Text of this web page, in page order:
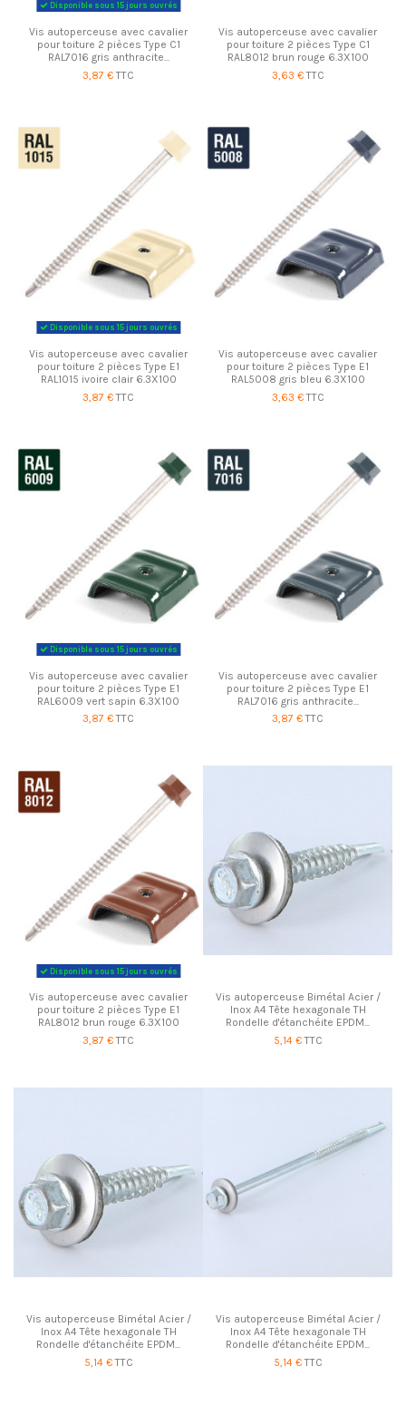
Disponible sous 15 jours ouvrés
Vis autoperceuse avec cavalier
pour toiture 2 pièces Type C1
RAL7016 gris anthracite...
3,87 €TTC
Vis autoperceuse avec cavalier
pour toiture 2 pièces Type C1
RAL8012 brun rouge 6.3X100
3,63 €TTC
Disponible sous 15 jours ouvrés
Vis autoperceuse avec cavalier
pour toiture 2 pièces Type E1
RAL1015 ivoire clair 6.3X100
3,87 €TTC
Vis autoperceuse avec cavalier
pour toiture 2 pièces Type E1
RAL5008 gris bleu 6.3X100
3,63 €TTC
Disponible sous 15 jours ouvrés
Vis autoperceuse avec cavalier
pour toiture 2 pièces Type E1
RAL6009 vert sapin 6.3X100
3,87 €TTC
Vis autoperceuse avec cavalier
pour toiture 2 pièces Type E1
RAL7016 gris anthracite...
3,87 €TTC
Disponible sous 15 jours ouvrés
Vis autoperceuse avec cavalier
pour toiture 2 pièces Type E1
RAL8012 brun rouge 6.3X100
3,87 €TTC
Vis autoperceuse Bimétal Acier /
Inox A4 Tête hexagonale TH
Rondelle d'étanchéite EPDM...
5,14 €TTC
Vis autoperceuse Bimétal Acier /
Inox A4 Tête hexagonale TH
Rondelle d'étanchéite EPDM...
5,14 €TTC
Vis autoperceuse Bimétal Acier /
Inox A4 Tête hexagonale TH
Rondelle d'étanchéite EPDM...
5,14 €TTC